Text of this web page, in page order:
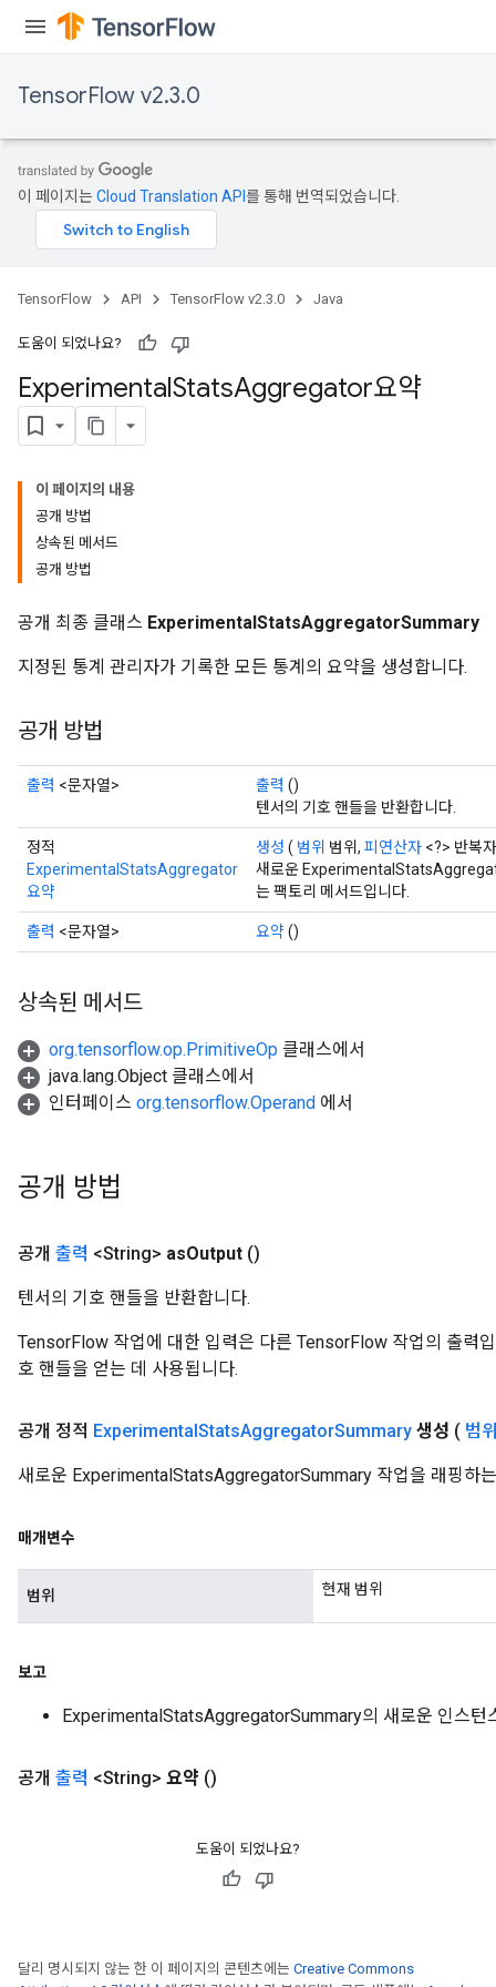
TensorFlow v2.3.0
이 페이지는Cloud Translation API 를 통해 번역되었습니다.
TensorFlow API TensorFlow v2.3.0 Java
도움이 되었나요?
ExperimentalStatsAggregator요약
이 페이지의 내용
공개 방법
상속된 메서드
공개 방법
공개 최종 클래스 ExperimentalStatsAggregatorSummary
지정된 통계 관리자가 기록한 모든 통계의 요약을 생성합니다.
공개 방법
출력 <문자열> 출력 ()
텐서의 기호 핸들을 반환합니다.
정적
ExperimentalStatsAggregator
요약
생성 ( 범위 범위, 피연산자 <?> 반복
새로운
는 팩토리 메서드입니다.
출력 <문자열> 요약 ()
상속된 메서드
org.tensorflow.op.PrimitiveOp 클래스에서
java.lang.Object 클래스에서
인터페이스 org.tensorflow.Operand 에서
공개 방법
공개 출력 <String> asOutput ()
텐서의 기호 핸들을 반환합니다.
TensorFlow 작업에 대한 입력은 다른 TensorFlow 작업의 출력
호 핸들을 얻는 데 사용됩니다.
공개 정적 ExperimentalStatsAggregatorSummary 생성 ( 범
새로운 ExperimentalStatsAggregatorSummary 작업을 래핑하
매개변수
범위 현재 범위
보고
ExperimentalStatsAggregatorSummary의 새로운 인스턴
공개 출력 <String> 요약 ()
도움이 되었나요?
달리 명시되지 않는 한 이 페이지의 콘텐츠에는 Creative Commons